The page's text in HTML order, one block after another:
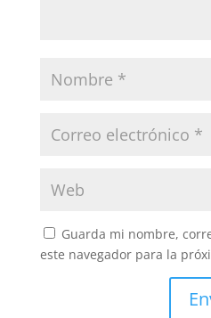
Guarda mi nombre,
este navegador para la